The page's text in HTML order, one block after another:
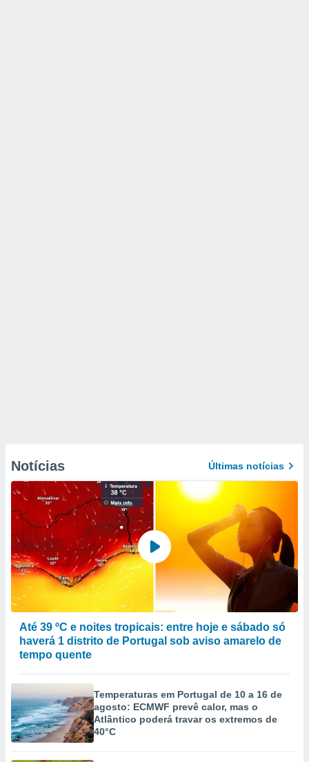
Notícias Últimas notícias
Até 39 ºC e noites tropicais: entre hoje e sábado só
haverá 1 distrito de Portugal sob aviso amarelo de
tempo quente
Temperaturas em Portugal de 10 a 16 de
agosto: ECMWF prevê calor, mas o
Atlântico poderá travar os extremos de
40°C